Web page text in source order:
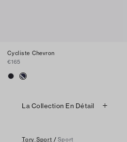
Cycliste Chevron
€165
La Collection En Détail
Tory Sport / Sport